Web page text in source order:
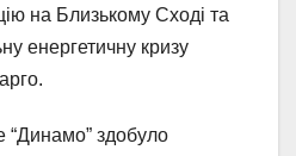
на Близькому Сході та
енергетичну кризу
“Динамо” здобуло